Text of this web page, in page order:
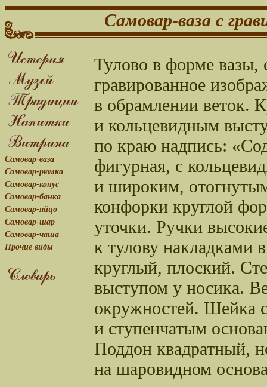
Самовар-ваза с
Самовар-ваза
Самовар-рюмка
Самовар-конус
Самовар-банка
Самовар-яйцо
Самовар-шар
Самовар-чаша
Прочие виды
Тулово в форме вазы,
гравированное
в обрамлении веток.
и кольцевидным
по краю надпись:
фигурная, с
и широким,
конфорки круглой
уточки. Ручки
к тулову накладками
круглый, плоский.
выступом у носика.
окружностей. Шейка
и ступенчатым
Поддон квадратный,
на шаровидном